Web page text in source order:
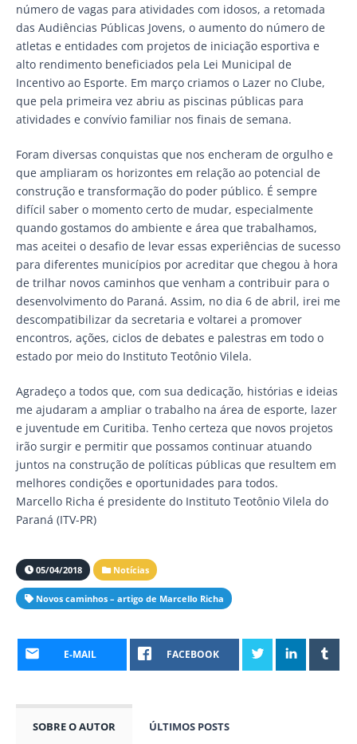
número de vagas para atividades com idosos, a retomada
das Audiências Públicas Jovens, o aumento do número de
atletas e entidades com projetos de iniciação esportiva e
alto rendimento beneficiados pela Lei Municipal de
Incentivo ao Esporte. Em março criamos o Lazer no Clube,
que pela primeira vez abriu as piscinas públicas para
atividades e convívio familiar nos finais de semana.
Foram diversas conquistas que nos encheram de orgulho e
que ampliaram os horizontes em relação ao potencial de
construção e transformação do poder público. É sempre
difícil saber o momento certo de mudar, especialmente
quando gostamos do ambiente e área que trabalhamos,
mas aceitei o desafio de levar essas experiências de sucesso
para diferentes municípios por acreditar que chegou à hora
de trilhar novos caminhos que venham a contribuir para o
desenvolvimento do Paraná. Assim, no dia 6 de abril, irei me
descompatibilizar da secretaria e voltarei a promover
encontros, ações, ciclos de debates e palestras em todo o
estado por meio do Instituto Teotônio Vilela.
Agradeço a todos que, com sua dedicação, histórias e ideias
me ajudaram a ampliar o trabalho na área de esporte, lazer
e juventude em Curitiba. Tenho certeza que novos projetos
irão surgir e permitir que possamos continuar atuando
juntos na construção de políticas públicas que resultem em
melhores condições e oportunidades para todos.
Marcello Richa é presidente do Instituto Teotônio Vilela do
Paraná (ITV-PR)
05/04/2018 Notícias
Novos caminhos – artigo de Marcello Richa
E-MAIL FACEBOOK
SOBRE O AUTOR ÚLTIMOS POSTS